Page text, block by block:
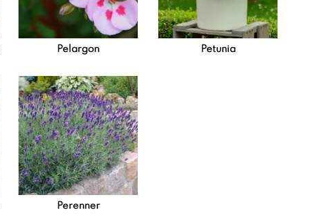
Pelargon Petunia
Perenner